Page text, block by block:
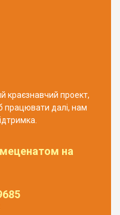
краєзнавчий проект,
працювати далі, нам
на